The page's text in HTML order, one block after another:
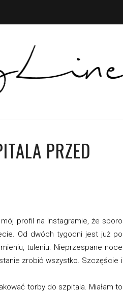
PRZED
profil na Instagramie, że sporo
Od dwóch tygodni jest już po
tuleniu. Nieprzespane noce
zrobić wszystko. Szczęście i
torby do szpitala. Miałam to